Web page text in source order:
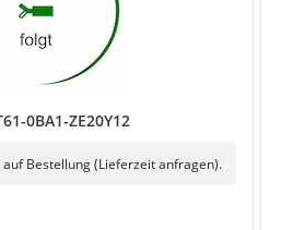
0BA1-ZE20Y12
Bestellung (Lieferzeit anfragen).